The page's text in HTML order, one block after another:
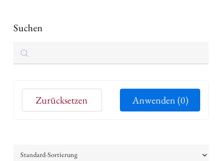
Suchen
Suchen
Anwenden(0)
Zurücksetzen